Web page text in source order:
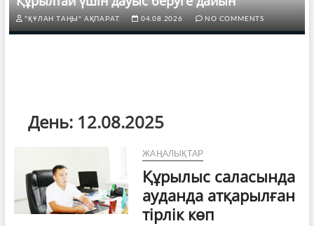
"ҚҰЛАН ТАҢЫ" АҚПАРАТ. 04.08.2026 NO COMMENTS
День: 12.08.2025
ЖАҢАЛЫҚТАР
Құрылыс саласында
ауданда атқарылған
тірлік көп